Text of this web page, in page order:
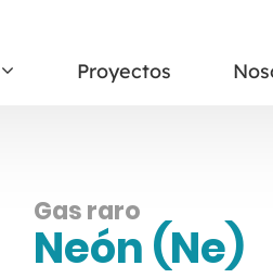
Proyectos
Gas raro
Neón (Ne)